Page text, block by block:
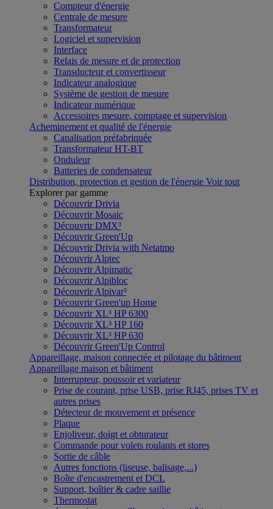
Compteur d'énergie
Centrale de mesure
Transformateur
Logiciel et supervision
Interface
Relais de mesure et de protection
Transducteur et convertisseur
Indicateur analogique
Système de gestion de mesure
Indicateur numérique
Accessoires mesure, comptage et supervision
Acheminement et qualité de l'énergie
Canalisation préfabriquée
Transformateur HT-BT
Onduleur
Batteries de condensateur
Distribution, protection et gestion de l'énergie Voir tout
Explorer par gamme
Découvrir Drivia
Découvrir Mosaic
Découvrir DMX³
Découvrir Green'Up
Découvrir Drivia with Netatmo
Découvrir Alptec
Découvrir Alpimatic
Découvrir Alpibloc
Découvrir Alpivar³
Découvrir Green'up Home
Découvrir XL³ HP 6300
Découvrir XL³ HP 160
Découvrir XL³ HP 630
Découvrir Green'Up Control
Appareillage, maison connectée et pilotage du bâtiment
Appareillage maison et bâtiment
Interrupteur, poussoir et variateur
Prise de courant, prise USB, prise RJ45, prises TV et
autres prises
Détecteur de mouvement et présence
Plaque
Enjoliveur, doigt et obturateur
Commande pour volets roulants et stores
Sortie de câble
Autres fonctions (liseuse, balisage,...)
Boîte d'encastrement et DCL
Support, boîtier & cadre saillie
Thermostat